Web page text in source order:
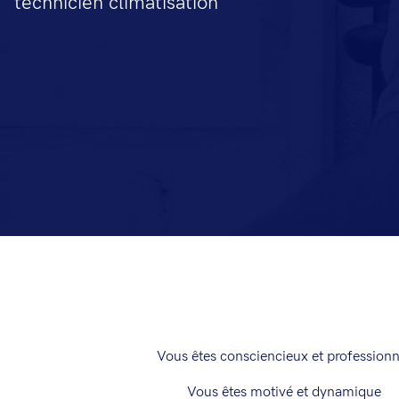
Vous êtes consciencieux et
Vous êtes motivé et dynamique